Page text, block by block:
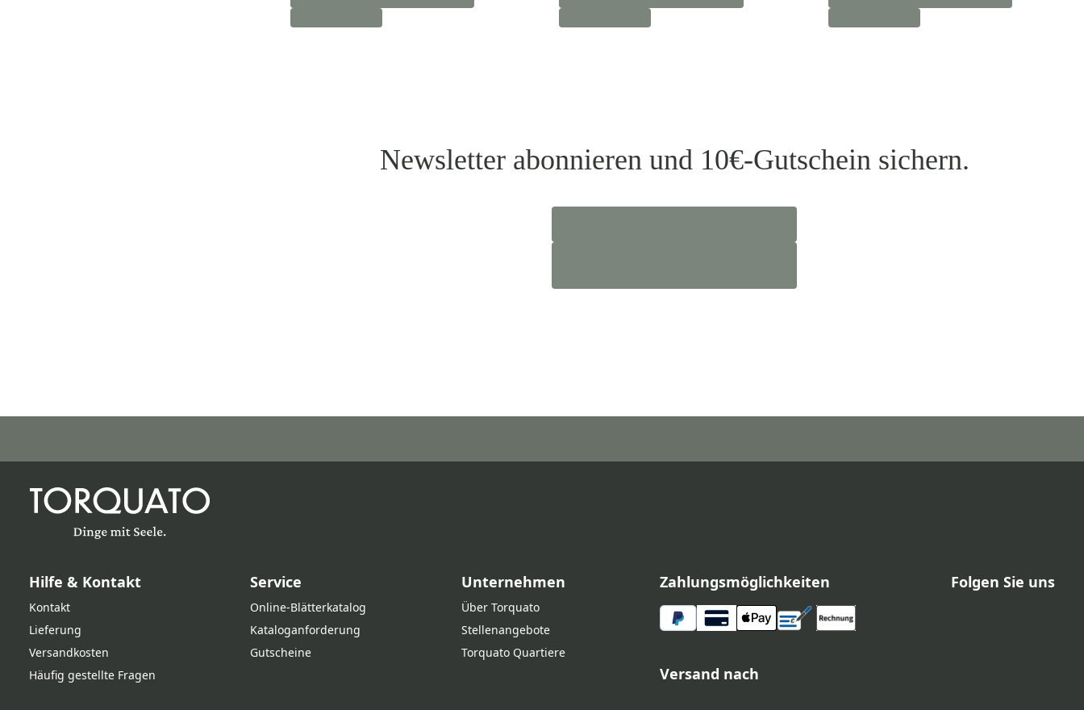
Newsletter abonnieren und 10€-Gutschein sichern.
Hilfe & Kontakt
Kontakt
Lieferung
Versandkosten
Häufig gestellte Fragen
Service
Online‑Blätterkatalog
Kataloganforderung
Gutscheine
Unternehmen
Über Torquato
Stellenangebote
Torquato Quartiere
Zahlungsmöglichkeiten
Versand nach
Folgen Sie uns